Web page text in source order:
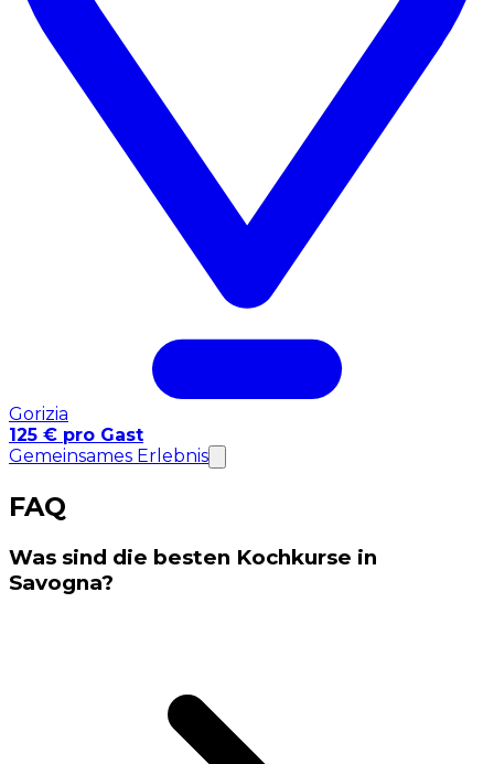
Gorizia
125 € pro Gast
Gemeinsames Erlebnis
FAQ
Was sind die besten Kochkurse in
Savogna?